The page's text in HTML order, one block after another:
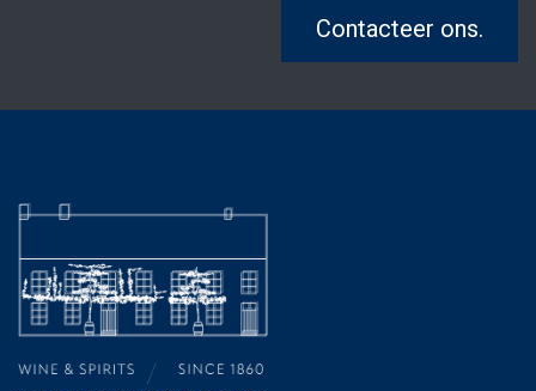
Contacteer ons.